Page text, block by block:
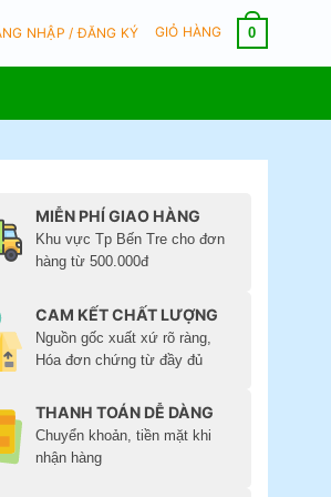
NHẬP / ĐĂNG KÝ GIỎ HÀNG 0
MIỄN PHÍ GIAO HÀNG
Khu vực Tp Bến Tre cho đơn
hàng từ 500.000đ
CAM KẾT CHẤT LƯỢNG
Nguồn gốc xuất xứ rõ ràng,
Hóa đơn chứng từ đầy đủ
THANH TOÁN DỄ DÀNG
Chuyển khoản, tiền mặt khi
nhận hàng